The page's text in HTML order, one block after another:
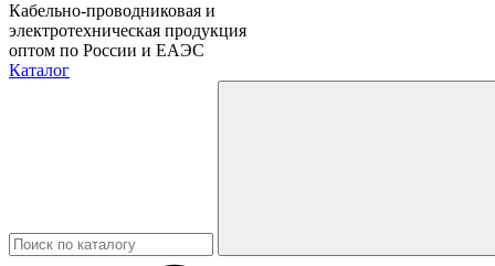
Кабельно-проводниковая и
электротехническая продукция
оптом по России и ЕАЭС
Каталог